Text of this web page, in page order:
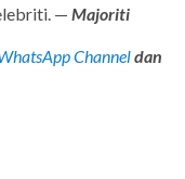
— Majoriti
Channeldan